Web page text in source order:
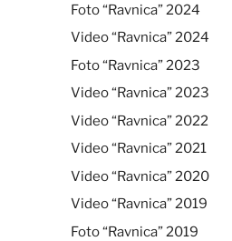
Foto “Ravnica” 2024
Video “Ravnica” 2024
Foto “Ravnica” 2023
Video “Ravnica” 2023
Video “Ravnica” 2022
Video “Ravnica” 2021
Video “Ravnica” 2020
Video “Ravnica” 2019
Foto “Ravnica” 2019